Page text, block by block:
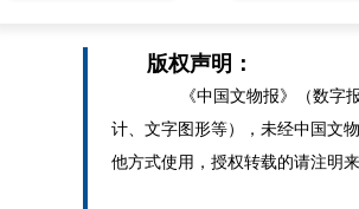
版权声明：
《中国文物报》（数字报
计、文字图形等），未经中国文
他方式使用，授权转载的请注明来